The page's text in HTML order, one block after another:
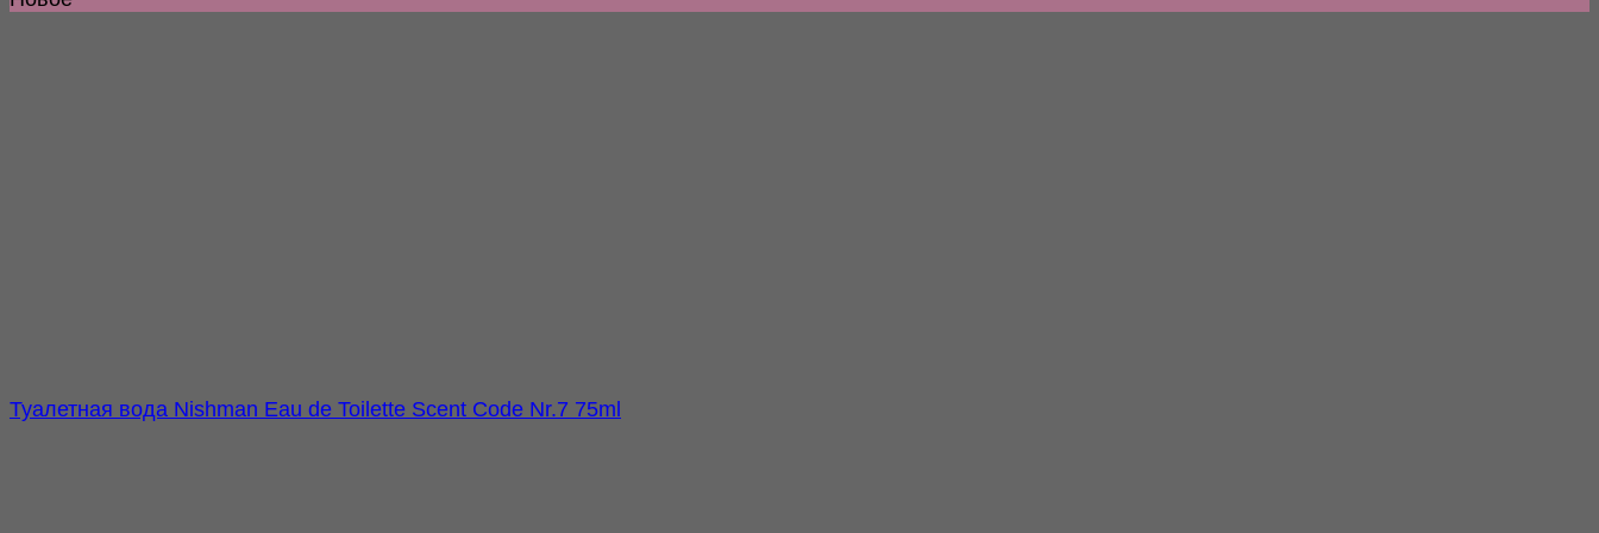
Туалетная вода Nishman Eau de Toilette Scent Code Nr.7 75ml